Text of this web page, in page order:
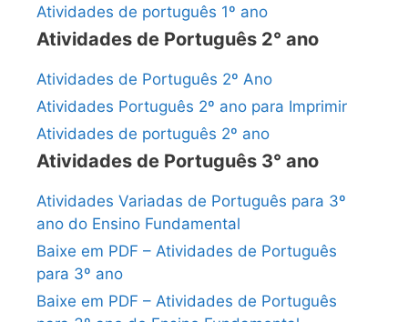
Atividades de português 1º ano
Atividades de Português 2° ano
Atividades de Português 2º Ano
Atividades Português 2º ano para Imprimir
Atividades de português 2º ano
Atividades de Português 3° ano
Atividades Variadas de Português para 3º
ano do Ensino Fundamental
Baixe em PDF – Atividades de Português
para 3º ano
Baixe em PDF – Atividades de Português